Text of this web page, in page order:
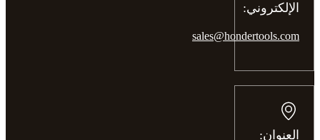
الإلكتروني:
sales@hondertools.com
العنوان: